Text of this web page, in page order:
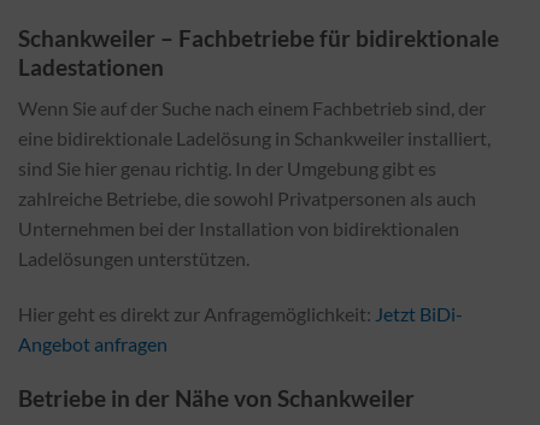
Schankweiler – Fachbetriebe für bidirektionale
Ladestationen
Wenn Sie auf der Suche nach einem Fachbetrieb sind, der
eine bidirektionale Ladelösung in Schankweiler installiert,
sind Sie hier genau richtig. In der Umgebung gibt es
zahlreiche Betriebe, die sowohl Privatpersonen als auch
Unternehmen bei der Installation von bidirektionalen
Ladelösungen unterstützen.
Hier geht es direkt zur Anfragemöglichkeit: Jetzt BiDi-
Angebot anfragen
Betriebe in der Nähe von Schankweiler